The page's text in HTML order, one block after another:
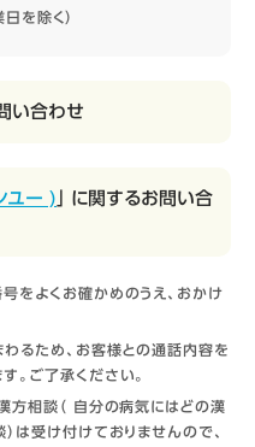
日を除く）
い合わせ
ユー ) 」 に関するお問い合
をよくお確かめのうえ、おかけ
るため、お客様との通話内容を
。ご了承ください。
方相談（ 自分の病気にはどの漢
は受け付けておりませんので、